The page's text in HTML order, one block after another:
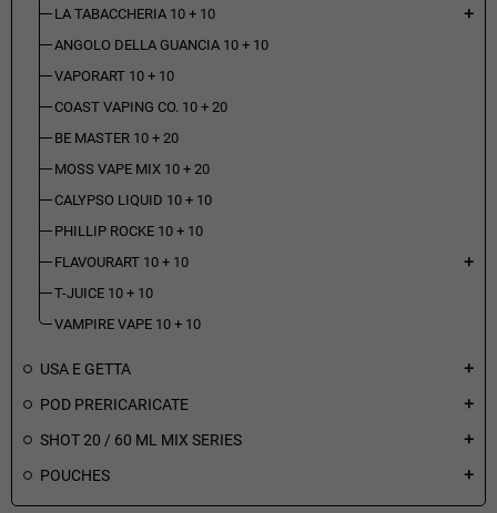
LA TABACCHERIA 10 + 10
add
ANGOLO DELLA GUANCIA 10 + 10
VAPORART 10 + 10
COAST VAPING CO. 10 + 20
BE MASTER 10 + 20
MOSS VAPE MIX 10 + 20
CALYPSO LIQUID 10 + 10
PHILLIP ROCKE 10 + 10
FLAVOURART 10 + 10
add
T-JUICE 10 + 10
VAMPIRE VAPE 10 + 10
USA E GETTA add
POD PRERICARICATE add
SHOT 20 / 60 ML MIX SERIES add
POUCHES add